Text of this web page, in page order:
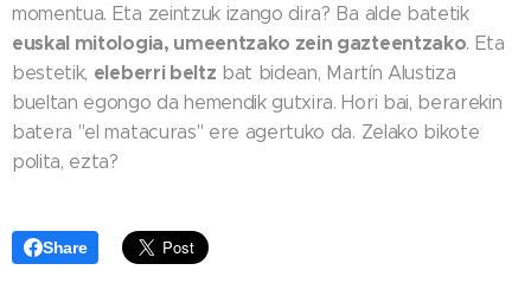
momentua. Eta zeintzuk izango dira? Ba alde batetik
euskal mitologia, umeentzako zein gazteentzako. Eta
bestetik, eleberri beltz bat bidean, Martín Alustiza
bueltan egongo da hemendik gutxira. Hori bai, berarekin
batera "el matacuras" ere agertuko da. Zelako bikote
polita, ezta?
Share